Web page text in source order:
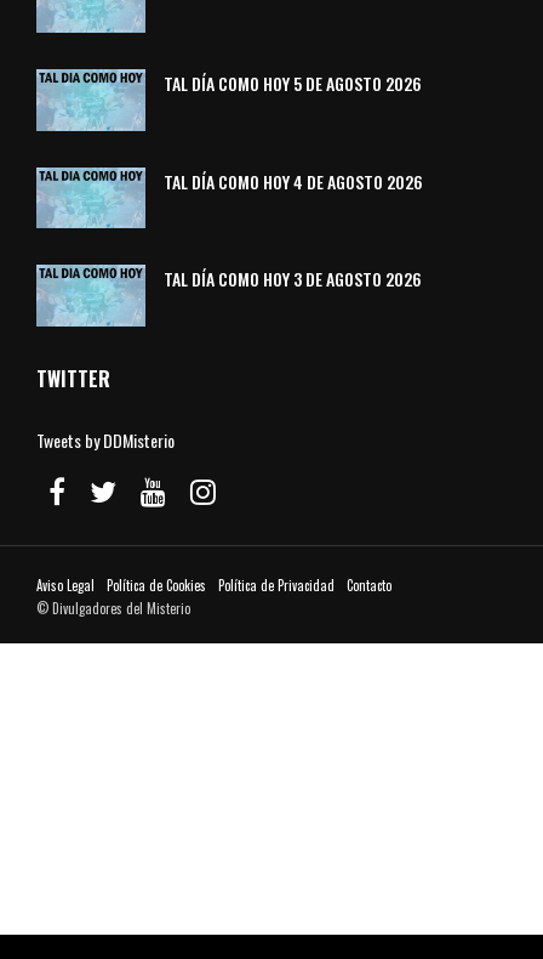
TAL DÍA COMO HOY 5 DE AGOSTO 2026
TAL DÍA COMO HOY 4 DE AGOSTO 2026
TAL DÍA COMO HOY 3 DE AGOSTO 2026
TWITTER
Tweets by DDMisterio
Aviso Legal Política de Cookies Política de Privacidad
Contacto
© Divulgadores del Misterio